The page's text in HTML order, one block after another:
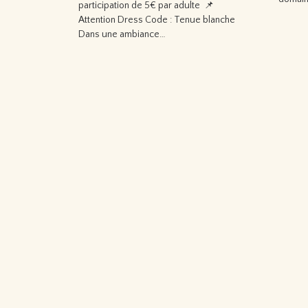
participation de 5€ par adulte 📌
Attention Dress Code : Tenue blanche
Dans une ambiance…